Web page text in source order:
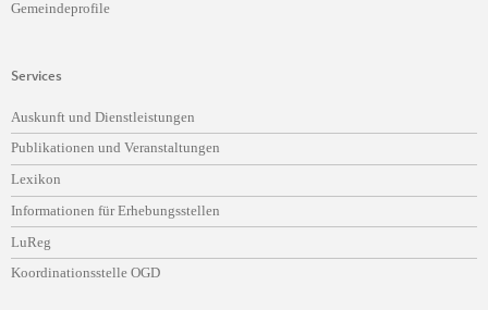
Gemeindeprofile
Services
Navigation
überspringen
Auskunft und Dienstleistungen
Publikationen und Veranstaltungen
Lexikon
Informationen für Erhebungsstellen
LuReg
Koordinationsstelle OGD